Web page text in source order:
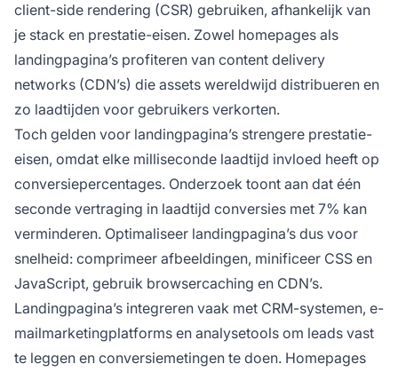
client-side rendering (CSR) gebruiken, afhankelijk van
je stack en prestatie-eisen. Zowel homepages als
landingpagina’s profiteren van content delivery
networks (CDN’s) die assets wereldwijd distribueren en
zo laadtijden voor gebruikers verkorten.
Toch gelden voor landingpagina’s strengere prestatie-
eisen, omdat elke milliseconde laadtijd invloed heeft op
conversiepercentages. Onderzoek toont aan dat één
seconde vertraging in laadtijd conversies met 7% kan
verminderen. Optimaliseer landingpagina’s dus voor
snelheid: comprimeer afbeeldingen, minificeer CSS en
JavaScript, gebruik browsercaching en CDN’s.
Landingpagina’s integreren vaak met CRM-systemen, e-
mailmarketingplatforms en analysetools om leads vast
te leggen en conversiemetingen te doen. Homepages